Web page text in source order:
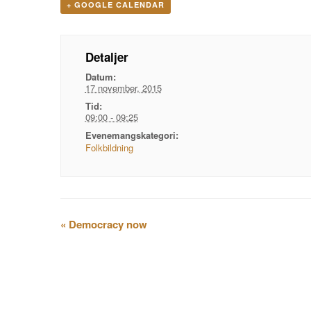
+ GOOGLE CALENDAR
Detaljer
Datum:
17 november, 2015
Tid:
09:00 - 09:25
Evenemangskategori:
Folkbildning
Evenemangsnavigation
« Democracy now